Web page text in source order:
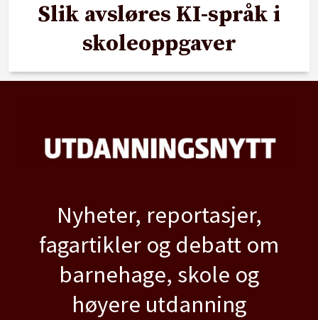
Slik avsløres KI-språk i
skoleoppgaver
Nyheter, reportasjer,
fagartikler og debatt om
barnehage, skole og
høyere utdanning